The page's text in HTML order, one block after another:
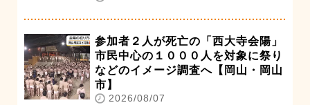
参加者２人が死亡の「西大寺会陽」
市民中心の１０００人を対象に祭り
などのイメージ調査へ【岡山・岡山
市】
2026/08/07